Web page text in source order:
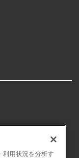
利用状況を分析す